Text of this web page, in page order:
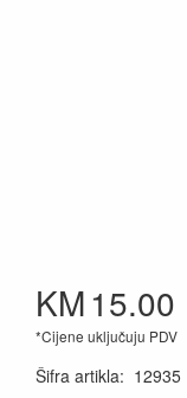
KM15.00
*Cijene uključuju PDV
Šifra artikla: 12935